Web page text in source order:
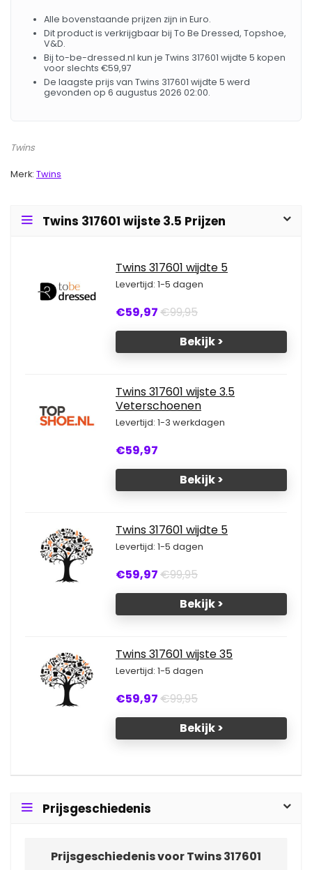
Alle bovenstaande prijzen zijn in Euro.
Dit product is verkrijgbaar bij To Be Dressed, Topshoe,
V&D.
Bij to-be-dressed.nl kun je Twins 317601 wijdte 5 kopen
voor slechts €59,97
De laagste prijs van Twins 317601 wijdte 5 werd
gevonden op 6 augustus 2026 02:00.
Twins
Merk: Twins
Twins 317601 wijste 3.5 Prijzen
Twins 317601 wijdte 5
Levertijd: 1-5 dagen
€59,97€99,95
Bekijk >
Twins 317601 wijste 3.5
Veterschoenen
Levertijd: 1-3 werkdagen
€59,97
Bekijk >
Twins 317601 wijdte 5
Levertijd: 1-5 dagen
€59,97€99,95
Bekijk >
Twins 317601 wijste 35
Levertijd: 1-5 dagen
€59,97€99,95
Bekijk >
Prijsgeschiedenis
Prijsgeschiedenis voor Twins 317601